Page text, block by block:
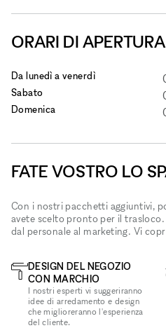
ORARI DI APERTURA
Da lunedì a venerdì
Sabato
Domenica
FATE VOSTRO LO
Con i nostri pacchetti aggiuntivi,
avete scelto pronto per il
dal personale al marketing. Vi
DESIGN DEL NEGOZIO
CON MARCHIO
I nostri esperti vi suggeriranno
idee di arredamento e design
che miglioreranno l'esperienza
del cliente.